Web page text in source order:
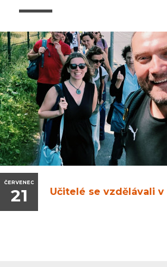
ČERVENEC
21 Učitelé se vzdělávali